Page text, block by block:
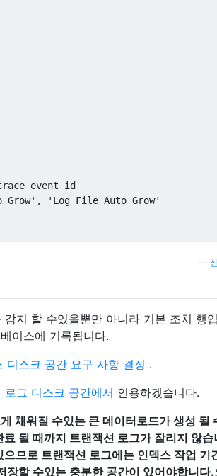
Grow', ' Log File Auto Grow'
지 할 수있을뿐만 아니라 기본 조치 행
이스에 기록됩니다.
디스크 공간 요구 사항 결정 .
로그 디스크 공간에서 인용하겠습니다.
채워질 수있는 큰 데이터로드가 생성 될
될 때까지 트랜잭션 로그가 잘리지 않습
므로 트랜잭션 로그에는 인덱스 작업 기
장할 수있는 충분한 공간이 있어야합니다.